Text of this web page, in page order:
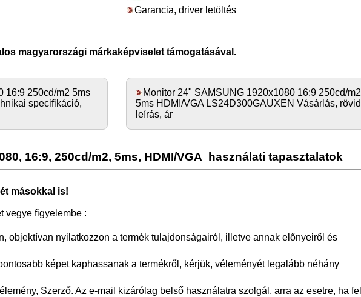
Garancia, driver letöltés
magyarországi márkaképviselet támogatásával.
16:9 250cd/m2 5ms
specifikáció,
Monitor 24" SAMSUNG 1920x1080 16:9 250cd/m2
5ms HDMI/VGA LS24D300GAUXEN Vásárlás, rövid
leírás, ár
16:9, 250cd/m2, 5ms, HDMI/VGA használati tapasztalatok
másokkal is!
vegye figyelembe :
objektívan nyilatkozzon a termék tulajdonságairól, illetve annak előnyeiről és
képet kaphassanak a termékről, kérjük, véleményét legalább néhány
Szerző. Az e-mail kizárólag belső használatra szolgál, arra az esetre, ha fel